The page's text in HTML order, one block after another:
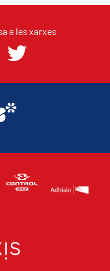
a les xarxes